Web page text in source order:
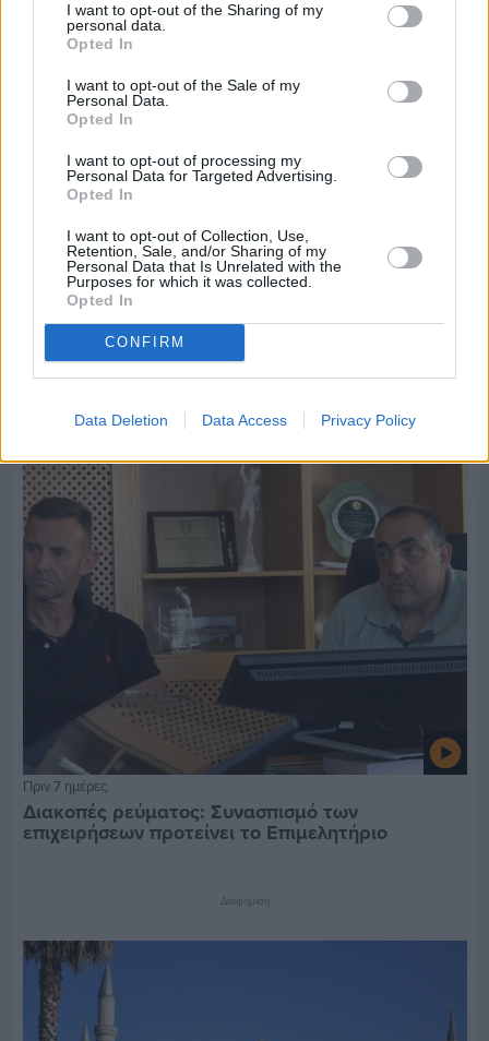
I want to opt-out of the Sharing of my
personal data.
Opted In
I want to opt-out of the Sale of my
Personal Data.
Opted In
I want to opt-out of processing my
Personal Data for Targeted Advertising.
Opted In
I want to opt-out of Collection, Use,
Retention, Sale, and/or Sharing of my
Personal Data that Is Unrelated with the
Purposes for which it was collected.
Opted In
CONFIRM
Data Deletion Data Access Privacy Policy
Πριν 7 ημέρες
Εργασίες ασφαλτόστρωσης σε τρεις οδούς του
Πριν 7 ημέρες
Διακοπές ρεύματος: Συνασπισμό των
επιχειρήσεων προτείνει το Επιμελητήριο
Διαφήμιση